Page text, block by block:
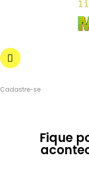
Cadastre-se
Fique